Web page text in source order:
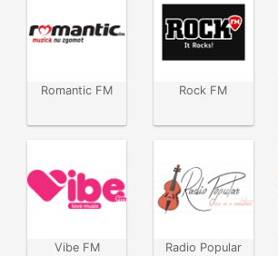
Romantic FM Rock FM
Vibe FM Radio Popular